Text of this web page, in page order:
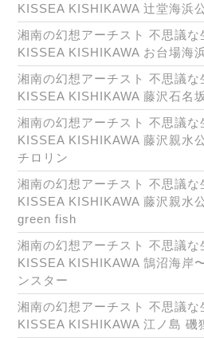
KISSEA KISHIKAWA 辻堂海浜
湘南の幻想アーチスト 不思議な
KISSEA KISHIKAWA お台場海
湘南の幻想アーチスト 不思議な
KISSEA KISHIKAWA 藤沢石名
湘南の幻想アーチスト 不思議な
KISSEA KISHIKAWA 藤沢親
チロリン
湘南の幻想アーチスト 不思議な
KISSEA KISHIKAWA 藤沢親水
green fish
湘南の幻想アーチスト 不思議な
KISSEA KISHIKAWA 鵠沼海岸
ンスター
湘南の幻想アーチスト 不思議な
KISSEA KISHIKAWA 江ノ島 磯